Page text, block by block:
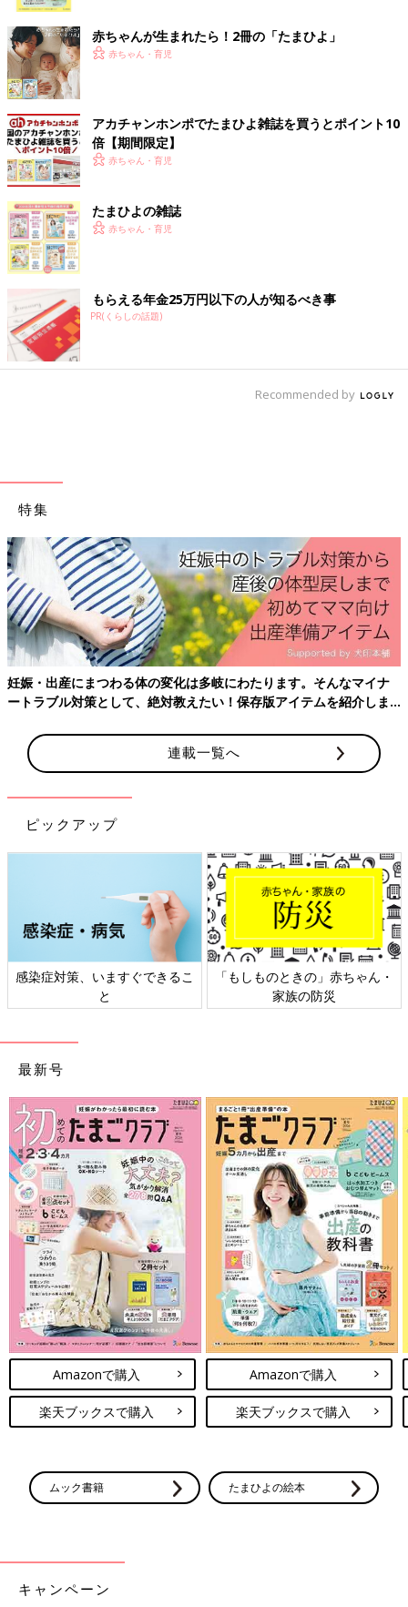
マイクロファイバークロスを蛇口に押し当て、ほんの少し湿らせ
て拭きとります。
時間が経って頑固になる前の汚れなら、スッと落ちます。
右手で歯磨き
と思います。
日常の動きの中に、ついで掃除を組み込んで習慣にできれば、そ
の場所がいつもピカピカに。
一気にたくさんの場所のお掃除習慣をつけるのは大変なので、ま
ずはココ！と１か所掃除する場所を決めて、やってみるのがオス
スメです」（ぴょこぴょこぴさん）
家事の中でも掃除は後回しになりがちです。ルーティン化した
り、ついでやる仕掛けをつくったりするのが、汚れをためないた
めにもいいのかもしれませんね。
（取材・文／メディア・ビュー 酒井範子）
ぴょこぴょこぴさん
考えない家事「ルーティン化」で心も体も自由になる!
※文中のコメントは「ウィメンズパーク」(2022年1月末まで)の投
稿を再編集したものです。
※この記事は「たまひよONLINE」で過去に公開されたもので
す。
※記事の内容は2021年2月の情報で、現在と異なる場合がありま
す。
赤ちゃんが生まれたら！2冊の「たまひよ」
赤ちゃん・育児
アカチャンホンポでたまひよ雑誌を買うとポイント10
倍【期間限定】
赤ちゃん・育児
たまひよの雑誌
赤ちゃん・育児
もらえる年金25万円以下の人が知るべき事
PR(くらしの話題)
Recommended by
特集
妊娠・出産にまつわる体の変化は多岐にわたります。そんなマイナ
ートラブル対策として、絶対教えたい！保存版アイテムを紹介しま
連載一覧へ
ピックアップ
感染症対策、いますぐできるこ
と
「もしものときの」赤ちゃん・
家族の防災
最新号
Amazonで購入
楽天ブックスで購入
Amazonで購入
楽天ブックスで購入
ムック書籍 たまひよの絵本
キャンペーン